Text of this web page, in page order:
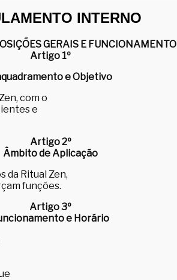
INTERNO
GERAIS E FUNCIONAMENTO
Artigo 1º
e Objetivo
com o
e
Artigo 2º
Âmbito de Aplicação
da Ritual Zen,
funções.
Artigo 3º
e Horário